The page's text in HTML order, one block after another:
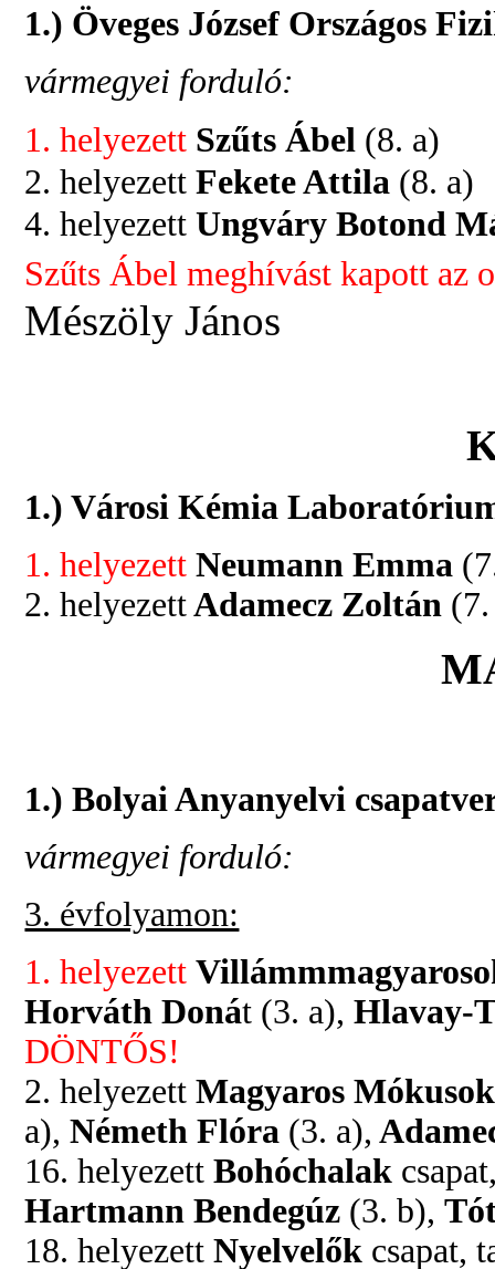
1.) Öveges József Országos
vármegyei forduló:
1. helyezett Szűts Ábel (8. a)
2. helyezett Fekete Attila (8. a)
4. helyezettUngváry Botond
Szűts Ábel meghívást kapott az
Mészöly János
1.) Városi Kémia
1. helyezett Neumann Emma
2. helyezettAdamecz Zoltán
1.) Bolyai Anyanyelvi
vármegyei forduló:
3. évfolyamon:
1. helyezett
Horváth Donát (3. a), Hlavay-
DÖNTŐS!
2. helyezettMagyaros
a),Németh Flóra (3. a),
16. helyezettBohóchalak
Hartmann Bendegúz (3. b),
18. helyezettNyelvelők csapat,